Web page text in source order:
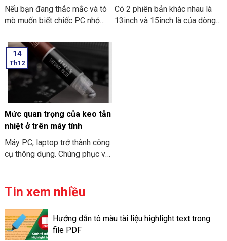
Nếu bạn đang thắc mắc và tò
mò muốn biết chiếc PC nhỏ
nhiều nơi thì PC Mini ITX có
thể đáp ứng được nhu cầu đó.
Sau đây là một số thông tin
khi bạn tìm hiểu về PC Mini
ITX. Cùng THIÊN SƠN
COMPUTER tham khảo nhé.
Có 2 phiên bản khác nhau là
13inch và 15inch là của dòng
14
Th12
Mức quan trọng của keo tản
nhiệt ở trên máy tính
Máy PC, laptop trở thành công
cụ thông dụng. Chúng phục vụ
tính đươc đảm bảo. Bạn cần
định kỳ. Việc tra keo tản nhiệt
trên máy tính có thể giúp máy
tính có thể đạt được hiệu suất
Tin xem nhiều
Hướng dẫn tô màu tài liệu highlight text trong
file PDF